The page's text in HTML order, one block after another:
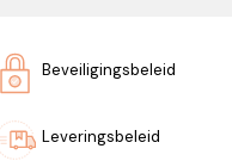
Beveiligingsbeleid
Leveringsbeleid